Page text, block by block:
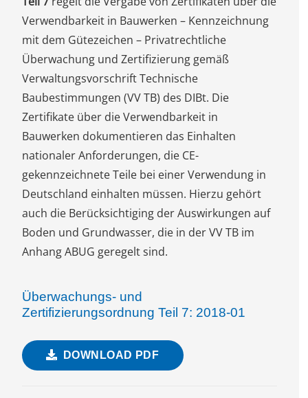
Verwendbarkeit in Bauwerken – Kennzeichnung
mit dem Gütezeichen – Privatrechtliche
Überwachung und Zertifizierung gemäß
Verwaltungsvorschrift Technische
Baubestimmungen (VV TB) des DIBt. Die
Zertifikate über die Verwendbarkeit in
Bauwerken dokumentieren das Einhalten
nationaler Anforderungen, die CE-
gekennzeichnete Teile bei einer Verwendung in
Deutschland einhalten müssen. Hierzu gehört
auch die Berücksichtiging der Auswirkungen auf
Boden und Grundwasser, die in der VV TB im
Anhang ABUG geregelt sind.
Überwachungs- und
Zertifizierungsordnung Teil 7: 2018-01
DOWNLOAD PDF